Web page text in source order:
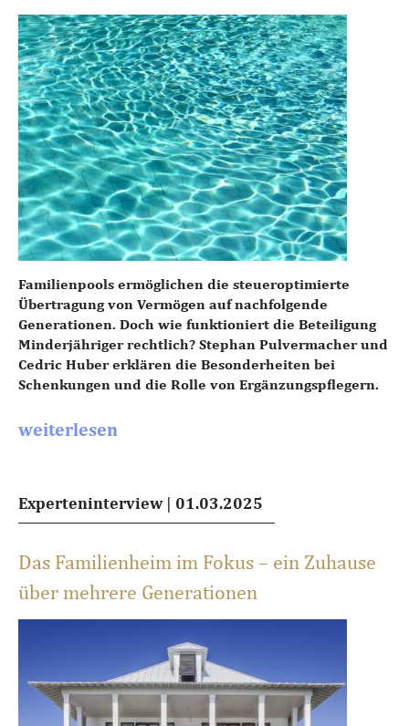
Familienpools ermöglichen die steueroptimierte
Übertragung von Vermögen auf nachfolgende
Generationen. Doch wie funktioniert die Beteiligung
Minderjähriger rechtlich? Stephan Pulvermacher und
Cedric Huber erklären die Besonderheiten bei
Schenkungen und die Rolle von Ergänzungspflegern.
weiterlesen
Experteninterview| 01.03.2025
Das Familienheim im Fokus – ein Zuhause
über mehrere Generationen